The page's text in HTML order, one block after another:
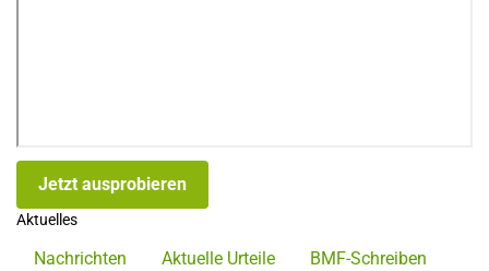
Jetzt ausprobieren
Aktuelles
Nachrichten Aktuelle Urteile BMF-Schreiben